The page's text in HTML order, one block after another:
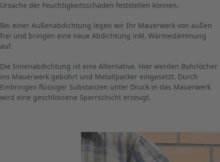
Ursache der Feuchtigkeitsschäden feststellen können.
Bei einer Außenabdichtung legen wir Ihr Mauerwerk von außen
frei und bringen eine neue Abdichtung inkl. Wärmedämmung
auf.
Die Innenabdichtung ist eine Alternative. Hier werden Bohrlöcher
ins Mauerwerk gebohrt und Metallpacker eingesetzt. Durch
Einbringen flüssiger Substanzen unter Druck in das Mauerwerk
wird eine geschlossene Sperrschicht erzeugt.